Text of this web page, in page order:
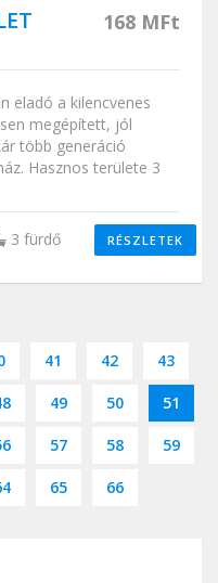
168 MFt
eladó a kilencvenes
megépített, jól
több generáció
Hasznos területe 3
3 fürdő RÉSZLETEK
41 42 43
49 50 51
57 58 59
65 66